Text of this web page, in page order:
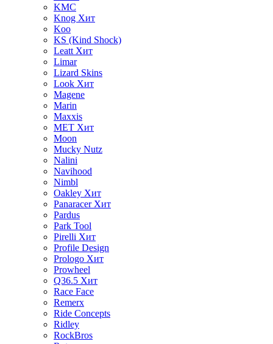
KMC
Knog Хит
Koo
KS (Kind Shock)
Leatt Хит
Limar
Lizard Skins
Look Хит
Magene
Marin
Maxxis
MET Хит
Moon
Mucky Nutz
Nalini
Navihood
Nimbl
Oakley Хит
Panaracer Хит
Pardus
Park Tool
Pirelli Хит
Profile Design
Prologo Хит
Prowheel
Q36.5 Хит
Race Face
Remerx
Ride Concepts
Ridley
RockBros